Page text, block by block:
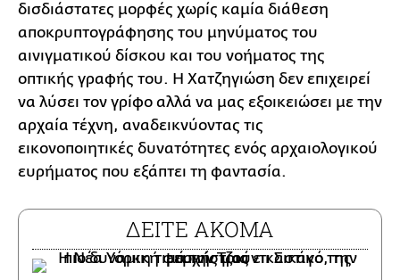
δισδιάστατες μορφές χωρίς καμία διάθεση
αποκρυπτογράφησης του μηνύματος του
αινιγματικού δίσκου και του νοήματος της
οπτικής γραφής του. Η Χατζηγιώση δεν επιχειρεί
να λύσει τον γρίφο αλλά να μας εξοικειώσει με την
αρχαία τέχνη, αναδεικνύοντας τις
εικονοποιητικές δυνατότητες ενός αρχαιολογικού
ευρήματος που εξάπτει τη φαντασία.
ΔΕΙΤΕ ΑΚΟΜΑ